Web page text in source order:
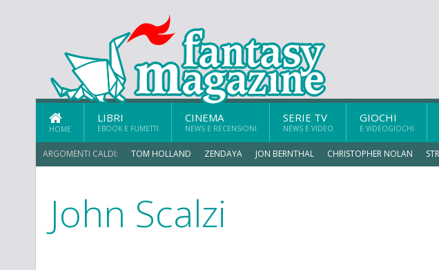
HOME
LIBRI
EBOOK E FUMETTI
CINEMA
NEWS E RECENSIONI
SERIE TV
NEWS E VIDEO
GIOCHI
E VIDEOGIOCHI
ARGOMENTI CALDI: TOM HOLLAND ZENDAYA JON BERNTHAL CHRISTOPHER NOLAN
John Scalzi